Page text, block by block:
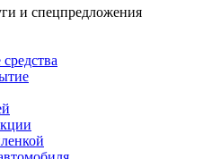
и спецпредложения